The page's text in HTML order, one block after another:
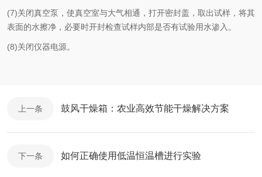
(7)关闭真空泵，使真空室与大气相通，打开密封盖，取出试样，将其
表面的水擦净，必要时开封检查试样内部是否有试验用水渗入。
(8)关闭仪器电源。
上一条 鼓风干燥箱：农业高效节能干燥解决方案
下一条 如何正确使用低温恒温槽进行实验